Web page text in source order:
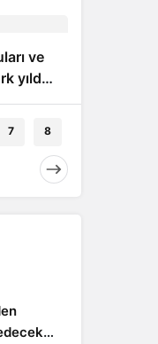
ve
yıldız
7 8